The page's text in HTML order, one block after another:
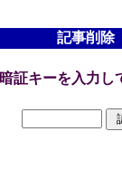
記事削除
暗証キーを入力し